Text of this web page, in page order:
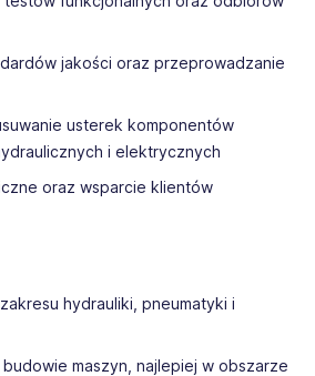
naszych klientów, a także
Pracowników.
klientów. Przedstawimy
jakości oraz przeprowadzanie
usterek komponentów
i elektrycznych
oraz wsparcie klientów
hydrauliki, pneumatyki i
maszyn, najlepiej w obszarze